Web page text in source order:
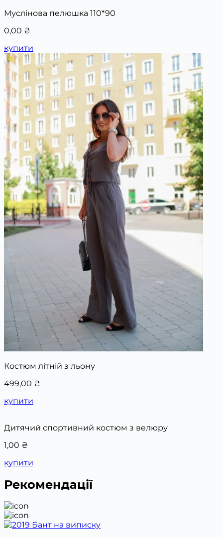
Муслінова пелюшка 110*90
0,00 ₴
купити
Костюм літній з льону
499,00 ₴
купити
Дитячий спортивний костюм з велюру
1,00 ₴
купити
Рекомендації